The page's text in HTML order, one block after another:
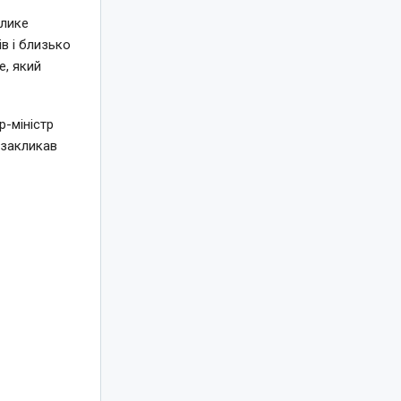
і близько
який